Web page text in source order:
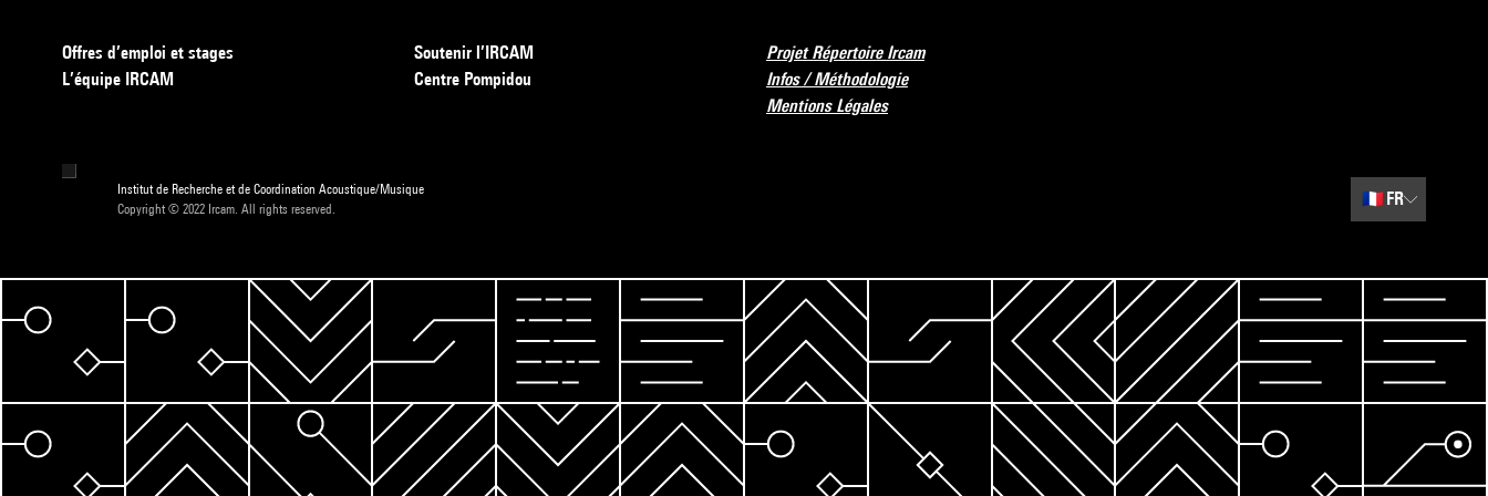
Offres d’emploi et stages
L’équipe IRCAM
Soutenir l’IRCAM
Centre Pompidou
Projet Répertoire Ircam
Infos / Méthodologie
Mentions Légales
Institut de Recherche et de Coordination Acoustique/Musique
Copyright © 2022 Ircam. All rights reserved.
🇫🇷 FR